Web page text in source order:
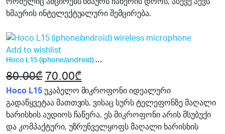
ხმაურის ინტელექტუალური შემცირება.
Add to wishlist
Hoco L15 (iphone/android) wireless microphone
80.00₾Original
price
was:
80.00₾.
70.00₾
price
is:
70.00₾.
Hoco L15 უკაბელო მიკროფონი იდეალური
გადაწყვეტაა მათთვის, ვისაც სურს ტელეფონზე მაღალი
ხარისხის აუდიოს ჩაწერა. ეს მიკროფონი არის მსუბუქი
და კომპაქტური, უზრუნველყოფს მაღალი ხარისხის